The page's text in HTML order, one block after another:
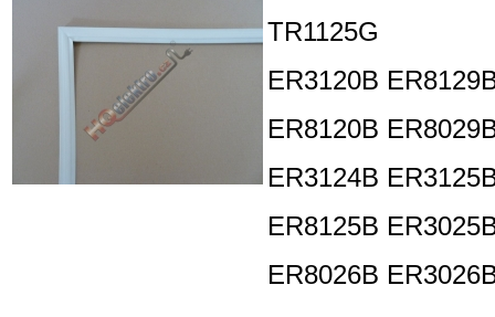
ER3120B
ER8120B
ER3124B
ER8125B
ER8026B